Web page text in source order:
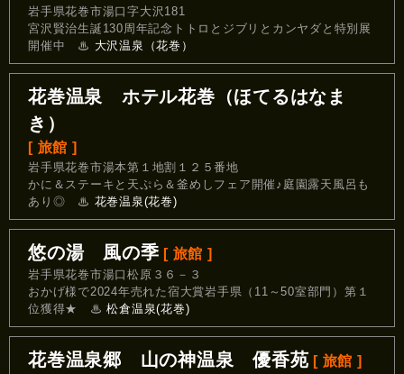
岩手県花巻市湯口字大沢181
宮沢賢治生誕130周年記念トトロとジブリとカンヤダと特別展
開催中 ♨ 大沢温泉（花巻）
花巻温泉 ホテル花巻（ほてるはなま
き）
[ 旅館 ]
岩手県花巻市湯本第１地割１２５番地
かに＆ステーキと天ぷら＆釜めしフェア開催♪庭園露天風呂も
あり◎ ♨ 花巻温泉(花巻)
悠の湯 風の季 [ 旅館 ]
岩手県花巻市湯口松原３６－３
おかげ様で2024年売れた宿大賞岩手県（11～50室部門）第１
位獲得★
♨松倉温泉(花巻)
花巻温泉郷 山の神温泉 優香苑 [ 旅館 ]